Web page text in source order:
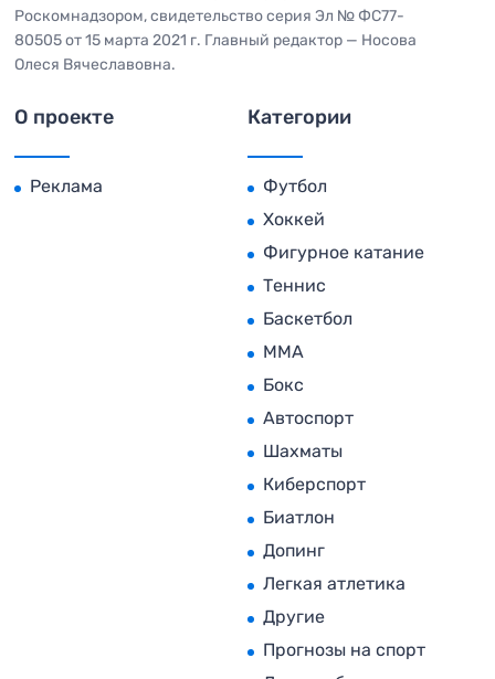
Роскомнадзором, свидетельство серия Эл № ФС77-
80505 от 15 марта 2021 г. Главный редактор — Носова
Олеся Вячеславовна.
О проекте
Реклама
Категории
Футбол
Хоккей
Фигурное катание
Теннис
Баскетбол
MMA
Бокс
Автоспорт
Шахматы
Киберспорт
Биатлон
Допинг
Легкая атлетика
Другие
Прогнозы на спорт